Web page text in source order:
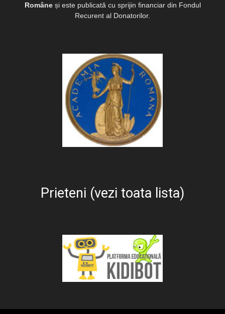
Româneși este publicată cu sprijin financiar din Fondul
Recurent al Donatorilor.
Prieteni (vezi toata lista)